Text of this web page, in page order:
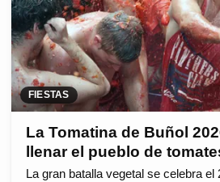
FIESTAS
La Tomatina de Buñol
llenar el pueblo de
La gran batalla vegetal se celebra el